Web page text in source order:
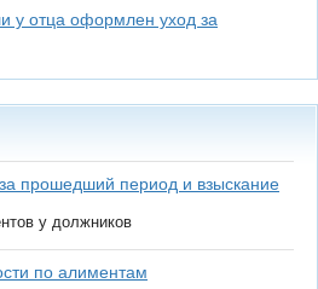
у отца оформлен уход за
прошедший период и взыскание
у должников
по алиментам